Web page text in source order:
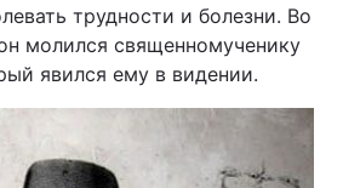
трудности и болезни. Во
молился священномученику
явился ему в видении.